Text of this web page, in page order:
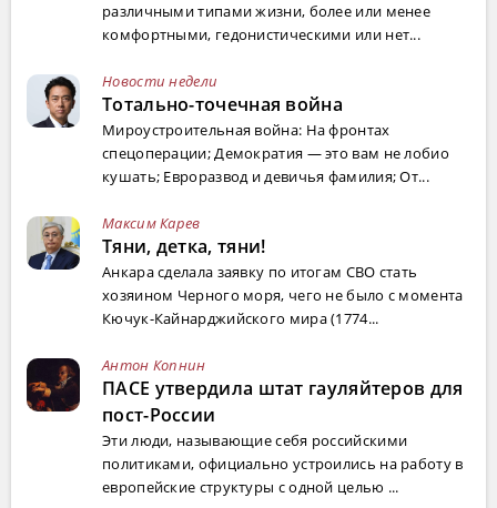
различными типами жизни, более или менее
комфортными, гедонистическими или нет...
Новости недели
Тотально-точечная война
Мироустроительная война: На фронтах
спецоперации; Демократия — это вам не лобио
кушать; Евроразвод и девичья фамилия; От...
Максим Карев
Тяни, детка, тяни!
Анкара сделала заявку по итогам СВО стать
хозяином Черного моря, чего не было с момента
Кючук-Кайнарджийского мира (1774...
Антон Копнин
ПАСЕ утвердила штат гауляйтеров для
пост-России
Эти люди, называющие себя российскими
политиками, официально устроились на работу в
европейские структуры с одной целью ...